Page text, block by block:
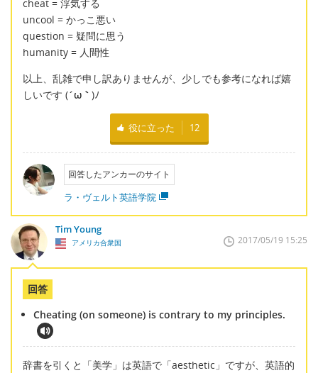
cheat = 浮気する
uncool = かっこ悪い
question = 疑問に思う
humanity = 人間性
以上、乱雑で申し訳ありませんが、少しでも参考になれば嬉
しいです (´ω｀ )ﾉ
役に立った 12
回答したアンカーのサイト
ラ・ヴェルト英語学院
Tim Young
アメリカ合衆国 2017/05/19 15:25
回答
Cheating (on someone) is contrary to my principles.
辞書を引くと「美学」は英語で「aesthetic」ですが、英語的